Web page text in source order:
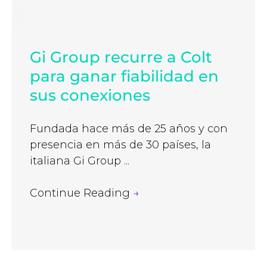
Gi Group recurre a Colt
para ganar fiabilidad en
sus conexiones
Fundada hace más de 25 años y con
presencia en más de 30 países, la
italiana Gi Group ...
Continue Reading →